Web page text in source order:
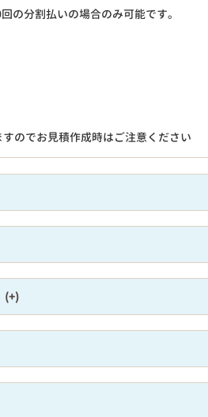
の分割払いの場合のみ可能です。
のでお見積作成時はご注意ください